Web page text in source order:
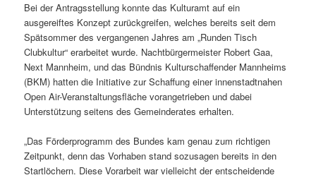
Bei der Antragsstellung konnte das Kulturamt auf ein
ausgereiftes Konzept zurückgreifen, welches bereits seit dem
Spätsommer des vergangenen Jahres am „Runden Tisch
Clubkultur“ erarbeitet wurde. Nachtbürgermeister Robert Gaa,
Next Mannheim, und das Bündnis Kulturschaffender Mannheims
(BKM) hatten die Initiative zur Schaffung einer innenstadtnahen
Open Air-Veranstaltungsfläche vorangetrieben und dabei
Unterstützung seitens des Gemeinderates erhalten.
„Das Förderprogramm des Bundes kam genau zum richtigen
Zeitpunkt, denn das Vorhaben stand sozusagen bereits in den
Startlöchern. Diese Vorarbeit war vielleicht der entscheidende